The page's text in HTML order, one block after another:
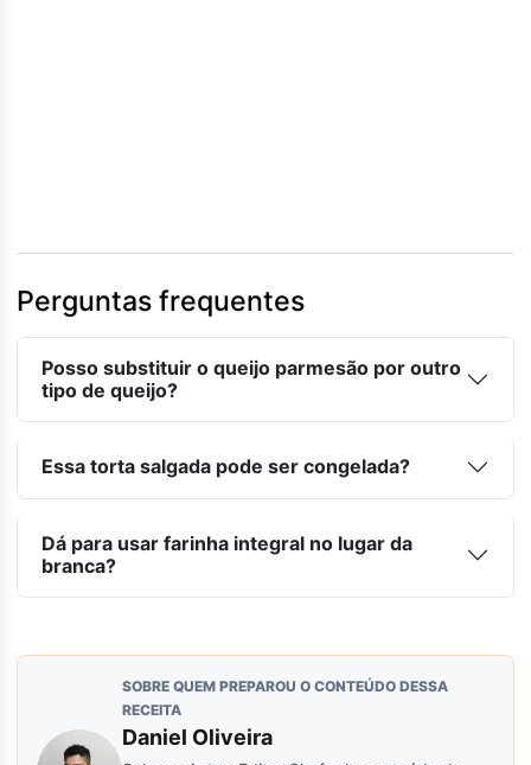
Perguntas frequentes
Posso substituir o queijo parmesão por outro
tipo de queijo?
Essa torta salgada pode ser congelada?
Dá para usar farinha integral no lugar da
branca?
SOBRE QUEM PREPAROU O CONTEÚDO DESSA
RECEITA
Daniel Oliveira